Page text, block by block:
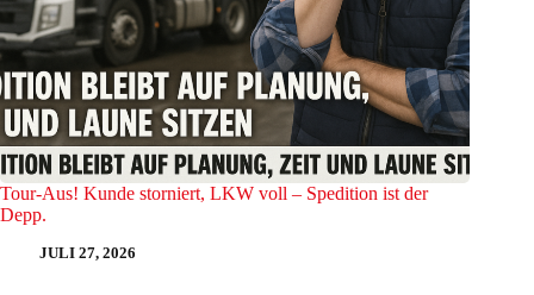
Tour-Aus! Kunde storniert, LKW voll – Spedition ist der
Depp.
JULI 27, 2026